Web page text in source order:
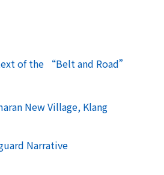
of the “Belt and Road”
New Village, Klang
Narrative